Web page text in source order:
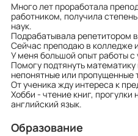
Много лет проработала
работником, получила
наук.
Подрабатывала репетитором
Сейчас преподаю в колледже
У меня большой опыт работы с
Помогу подтянуть
непонятные или пропущенные
От ученика жду интереса к
Хобби - чтение книг, прогулки
английский язык.
Образование